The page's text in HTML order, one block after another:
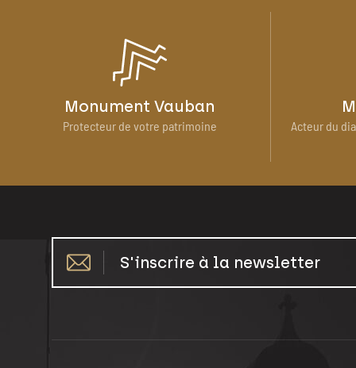
Monument Vauban
Protecteur de votre patrimoine Acteur du
S'inscrire à la newsletter